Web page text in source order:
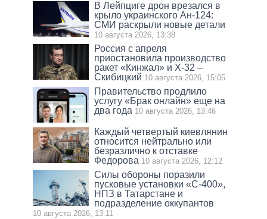
В Лейпциге дрон врезался в
крыло украинского Ан-124:
СМИ раскрыли новые детали
10 августа 2026, 13:38
Россия с апреля
приостановила производство
ракет «Кинжал» и Х-32 –
Скибицкий 10 августа 2026, 15:05
Правительство продлило
услугу «Брак онлайн» еще на
два года 10 августа 2026, 13:46
Каждый четвертый киевлянин
относится нейтрально или
безразлично к отставке
Федорова 10 августа 2026, 12:12
Силы обороны поразили
пусковые установки «С-400»,
НПЗ в Татарстане и
подразделение оккупантов
10 августа 2026, 13:11